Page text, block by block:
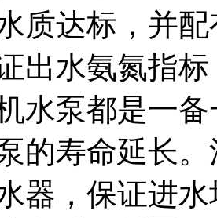
质达标，并
出水氨氮指
水泵都是一
的寿命延长
器，保证进